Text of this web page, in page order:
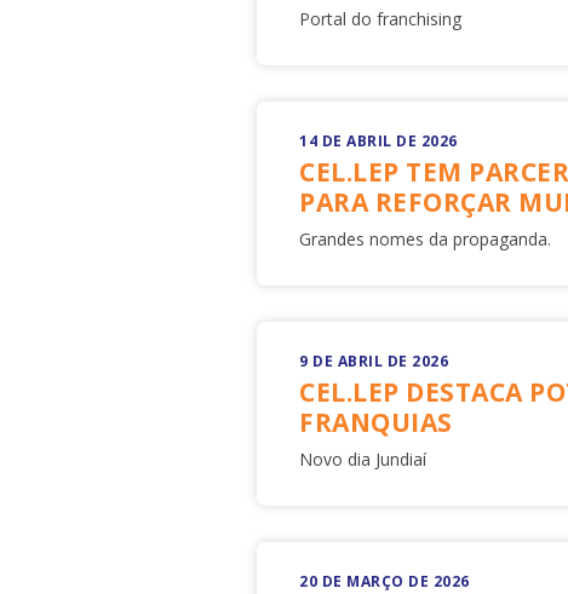
Portal do franchising
14 DE ABRIL DE 2026
CEL.LEP TEM
PARA REFORÇAR
Grandes nomes da propaganda.
9 DE ABRIL DE 2026
CEL.LEP DESTACA
FRANQUIAS
Novo dia Jundiaí
20 DE MARÇO DE 2026